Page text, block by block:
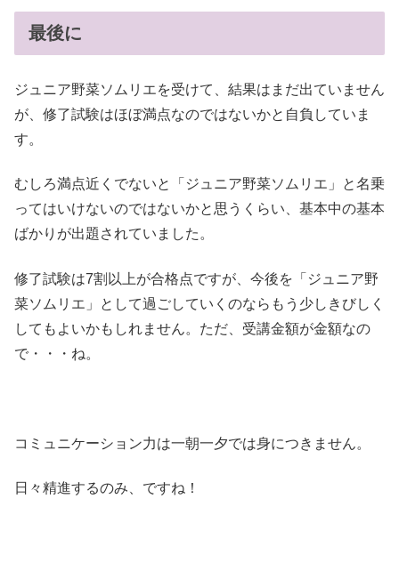
最後に
ジュニア野菜ソムリエを受けて、結果はまだ出ていません
が、修了試験はほぼ満点なのではないかと自負していま
す。
むしろ満点近くでないと「ジュニア野菜ソムリエ」と名乗
ってはいけないのではないかと思うくらい、基本中の基本
ばかりが出題されていました。
修了試験は7割以上が合格点ですが、今後を「ジュニア野
菜ソムリエ」として過ごしていくのならもう少しきびしく
してもよいかもしれません。ただ、受講金額が金額なの
で・・・ね。
コミュニケーション力は一朝一夕では身につきません。
日々精進するのみ、ですね！